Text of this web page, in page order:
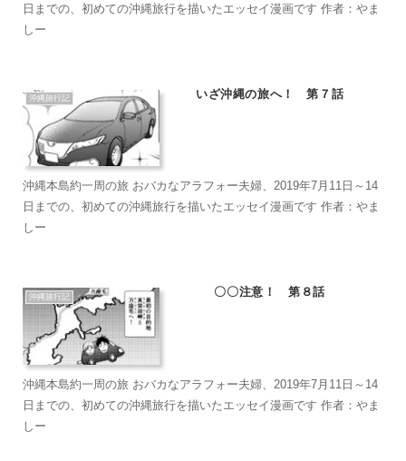
日までの、初めての沖縄旅行を描いたエッセイ漫画です 作者：やま
しー
沖縄旅行記 いざ沖縄の旅へ！ 第７話
沖縄本島約一周の旅 おバカなアラフォー夫婦、2019年7月11日～14
日までの、初めての沖縄旅行を描いたエッセイ漫画です 作者：やま
しー
沖縄旅行記 〇〇注意！ 第８話
沖縄本島約一周の旅 おバカなアラフォー夫婦、2019年7月11日～14
日までの、初めての沖縄旅行を描いたエッセイ漫画です 作者：やま
しー